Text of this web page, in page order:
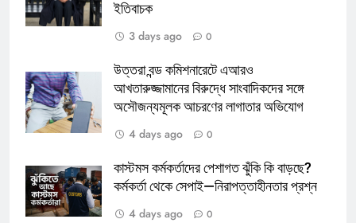
ইতিবাচক
3 days ago
0
উত্তরা বন্ড কমিশনারেটে এআরও
আখতারুজ্জামানের বিরুদ্ধে সাংবাদিকদের সঙ্গে
অসৌজন্যমূলক আচরণের লাগাতার অভিযোগ
4 days ago
0
কাস্টমস কর্মকর্তাদের পেশাগত ঝুঁকি কি বাড়ছে?
কর্মকর্তা থেকে সেপাই—নিরাপত্তাহীনতার প্রশ্ন
4 days ago
0